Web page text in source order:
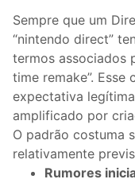
Sempre que um
“nintendo direct”
termos associados
time remake”.
expectativa
amplificado por
O padrão costuma
relativamente
Rumores